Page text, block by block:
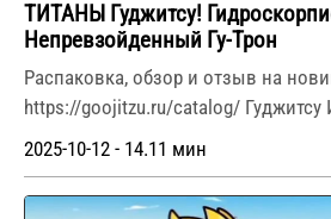
ТИТАНЫ Гуджитсу!
Непревзойденный Гу-Трон
Распаковка, обзор и отзыв на
https://goojitzu.ru/catalog/ Гуджитсу
2025-10-12 - 14.11 мин